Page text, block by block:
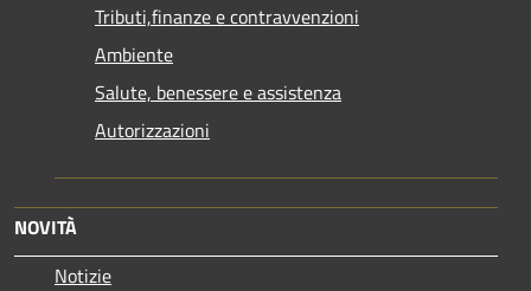
Tributi,finanze e contravvenzioni
Ambiente
Salute, benessere e assistenza
Autorizzazioni
NOVITÀ
Notizie